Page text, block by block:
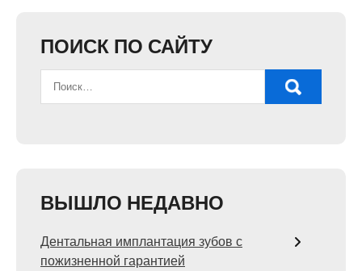
ПОИСК ПО САЙТУ
ВЫШЛО НЕДАВНО
Дентальная имплантация зубов с
пожизненной гарантией